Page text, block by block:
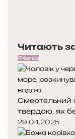
р
е
д
н
я
с
т
о
р
т
у
п
н
а
с
т
о
р
Читають
Фізика
Смертельний
твердою, як
29.04.2025